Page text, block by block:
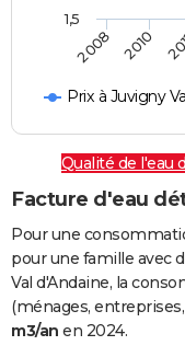
Prix à Juvigny
2008 2010
1,5
Qualité de l'eau
Facture d'eau
Pour une
pour une famille avec
Val d'Andaine, la
(ménages,
m3/an en 2024.